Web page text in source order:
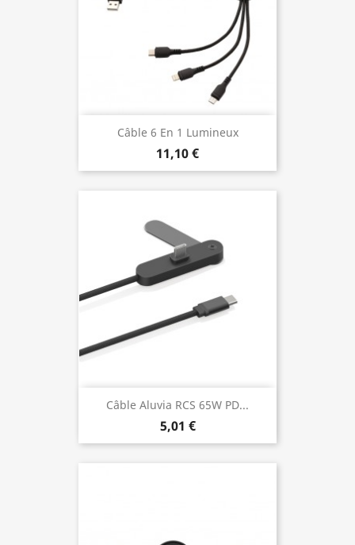
Câble 6 En 1 Lumineux
11,10 €
Câble Aluvia RCS 65W PD...
5,01 €